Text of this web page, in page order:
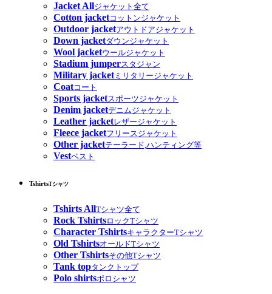
Jacket Allジャケット全て
Cotton jacketコットンジャケット
Outdoor jacketアウトドアジャケット
Down jacketダウンジャケット
Wool jacketウールジャケット
Stadium jumperスタジャン
Military jacketミリタリージャケット
Coatコート
Sports jacketスポーツジャケット
Denim jacketデニムジャケット
Leather jacketレザージャケット
Fleece jacketフリースジャケット
Other jacketテーラード,ハンティング等
Vestベスト
TshirtsTシャツ
Tshirts AllTシャツ全て
Rock TshirtsロックTシャツ
Character TshirtsキャラクターTシャツ
Old TshirtsオールドTシャツ
Other Tshirtsその他Tシャツ
Tank topタンクトップ
Polo shirtsポロシャツ